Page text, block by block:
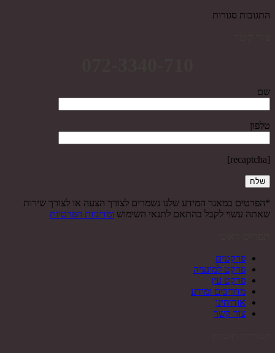
התגובות סגורות
שם
טלפון
[recaptcha]
*הפרטים במאגר המידע שלנו נשמרים לצורך הצעה או לצורך שירות
שאתה עשוי לקבל בהתאם לתנאי השימוש ומדיניות הפרטיות
פרקטים
פרקט למינציה
פרקט עץ
מדריכים ומידע
אודותינו
צור קשר